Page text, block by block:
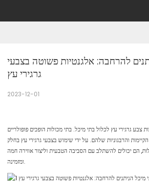
להרחבה: אלגנטיות פשוטה בצבעי
גרגירי עץ
2023-12-01
צבע גרגירי עץ לכלול בתי מיכל. בתי מכולות הופכים פופולריים
והרבגוניות שלהם. על ידי שימוש בצבעי גרגירי עץ בחלק
הם יכולים להשתלב עם הסביבה הטבעית וליצור אווירה חמה
ומזמינה.